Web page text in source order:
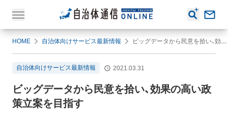
HOME 自治体向けサービス最新情報 ビッグデータから民意を拾い、効果の高い政策立案を目指す
自治体向けサービス最新情報 2021.03.31
ビッグデータから民意を拾い、効果の高い政
策立案を目指す